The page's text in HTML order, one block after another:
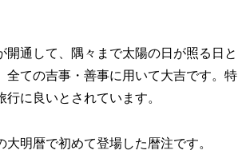
開通して、隅々まで太陽の日が照る日と
全ての吉事・善事に用いて大吉です。特
行に良いとされています。
大明暦で初めて登場した暦注です。